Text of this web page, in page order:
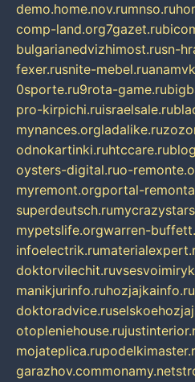
demo.home.nov.rumnso.ru
comp-land.org7gazet.ru
bulgarianedvizhimost.rusn-
fexer.rusnite-mebel.ru
0sporte.ru9rota-game.ru
pro-kirpichi.ruisraelsale.ru
mynances.orgladalike.ru
odnokartinki.ruhtccare.ru
oysters-digital.ruo-
myremont.orgportal-
superdeutsch.ru
mypetslife.orgwarren-
infoelectrik.ru
doktorvilechit.ru
manikjurinfo.ruhozjajkainfo.ru
doktoradvice.ru
otopleniehouse.ru
mojateplica.ru
garazhov.commonamy.net